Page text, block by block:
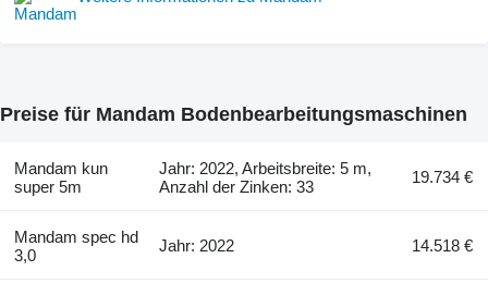
Preise für Mandam Bodenbearbeitungsmaschinen
Mandam kun
super 5m
Jahr: 2022, Arbeitsbreite: 5 m,
Anzahl der Zinken: 33
19.734 €
Mandam spec hd
3,0
Jahr: 2022 14.518 €